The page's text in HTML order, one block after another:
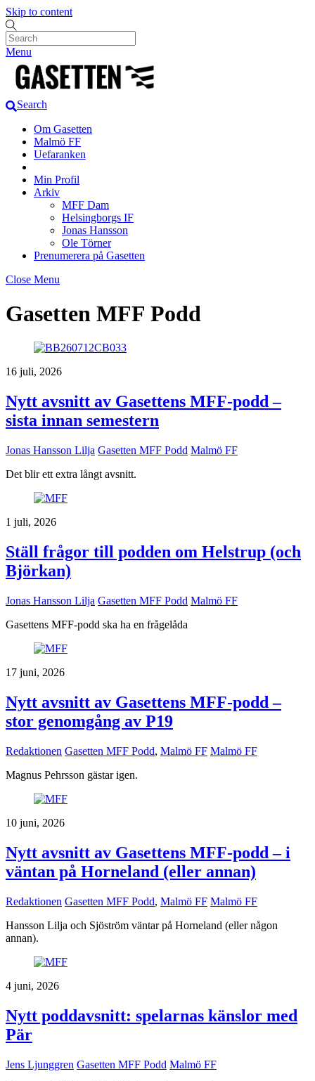
Skip to content
Menu
Search
Om Gasetten
Malmö FF
Uefaranken
Min Profil
Arkiv
MFF Dam
Helsingborgs IF
Jonas Hansson
Ole Törner
Prenumerera på Gasetten
Close Menu
Gasetten MFF Podd
16 juli, 2026
Nytt avsnitt av Gasettens MFF-podd –
sista innan semestern
Jonas Hansson Lilja Gasetten MFF Podd Malmö FF
Det blir ett extra långt avsnitt.
1 juli, 2026
Ställ frågor till podden om Helstrup (och
Björkan)
Jonas Hansson Lilja Gasetten MFF Podd Malmö FF
Gasettens MFF-podd ska ha en frågelåda
17 juni, 2026
Nytt avsnitt av Gasettens MFF-podd –
stor genomgång av P19
Redaktionen Gasetten MFF Podd, Malmö FF Malmö FF
Magnus Pehrsson gästar igen.
10 juni, 2026
Nytt avsnitt av Gasettens MFF-podd – i
väntan på Horneland (eller annan)
Redaktionen Gasetten MFF Podd, Malmö FF Malmö FF
Hansson Lilja och Sjöström väntar på Horneland (eller någon
annan).
4 juni, 2026
Nytt poddavsnitt: spelarnas känslor med
Pär
Jens Ljunggren Gasetten MFF Podd Malmö FF